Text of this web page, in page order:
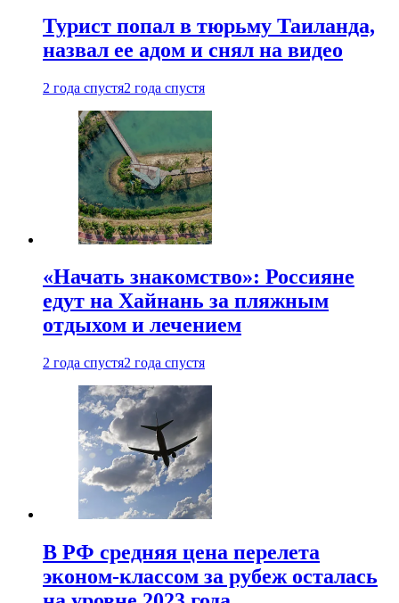
Турист попал в тюрьму Таиланда,
назвал ее адом и снял на видео
2 года спустя2 года спустя
«Начать знакомство»: Россияне
едут на Хайнань за пляжным
отдыхом и лечением
2 года спустя2 года спустя
В РФ средняя цена перелета
эконом-классом за рубеж осталась